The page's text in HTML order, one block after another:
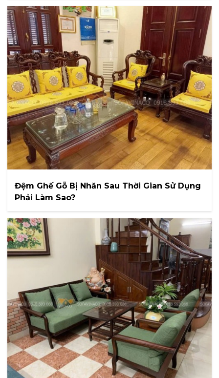
Đệm Ghế Gỗ Bị Nhăn Sau Thời Gian Sử Dụng
Phải Làm Sao?